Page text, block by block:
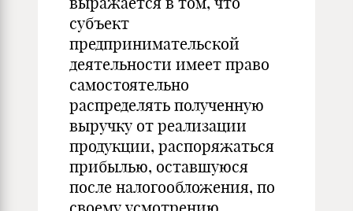
субъект
предпринимательской
деятельности имеет право
самостоятельно
распределять полученную
выручку от реализации
продукции, распоряжаться
прибылью, оставшуюся
после налогообложения, по